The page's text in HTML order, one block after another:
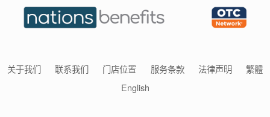
关于我们 联系我们 门店位置 服务条款 法律声明
繁體
English